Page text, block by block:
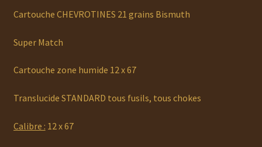
Cartouche CHEVROTINES 21 grains Bismuth
Super Match
Cartouche zone humide 12 x 67
Translucide STANDARD tous fusils, tous chokes
Calibre : 12 x 67